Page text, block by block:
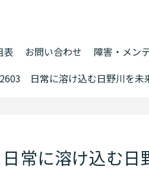
表 お問い合わせ
障害・メン
日常に溶け込む日野川を未
常に溶け込む日